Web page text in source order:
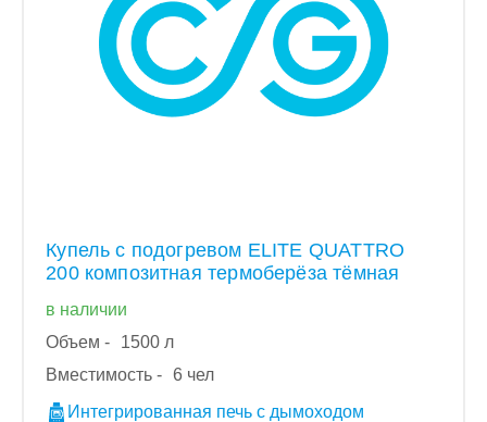
Купель с подогревом ELITE QUATTRO
200 композитная термоберёза тёмная
в наличии
Объем -
1500 л
Вместимость - 6 чел
Интегрированная печь с дымоходом